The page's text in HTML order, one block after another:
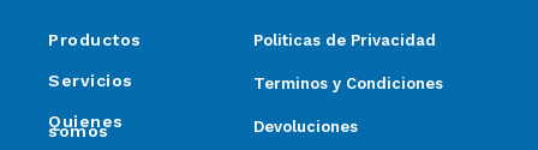
Productos
Servicios
Quienes
somos
Politicas de Privacidad
Terminos y Condiciones
Devoluciones